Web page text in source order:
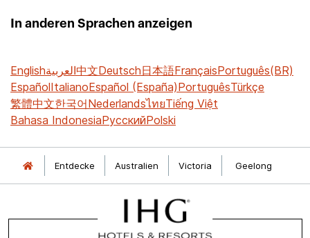
EspañolItalianoEspañol (España)PortuguêsTürkçe
繁體中文한국어NederlandsไทยTiếng Việt
Bahasa IndonesiaРусскийPolski